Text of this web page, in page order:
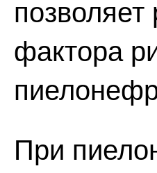
позволяет
фактора
При